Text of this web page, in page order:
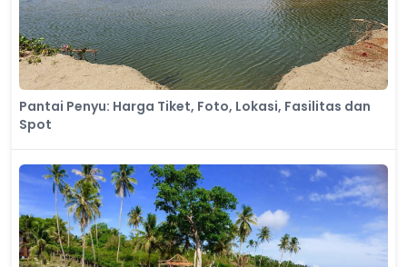
Pantai Penyu: Harga Tiket, Foto, Lokasi, Fasilitas dan
Spot